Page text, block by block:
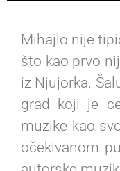
Mihajlo nije
što kao prvo
iz Njujorka.
grad koji je
muzike kao
očekivanom